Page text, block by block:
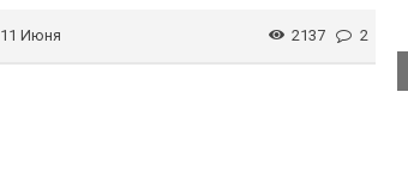
11 Июня 2137 2